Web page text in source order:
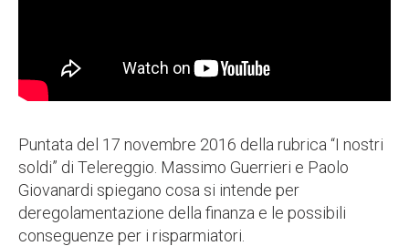
Puntata del 17 novembre 2016 della rubrica “I nostri
soldi” di Telereggio. Massimo Guerrieri e Paolo
Giovanardi spiegano cosa si intende per
deregolamentazione della finanza e le possibili
conseguenze per i risparmiatori.